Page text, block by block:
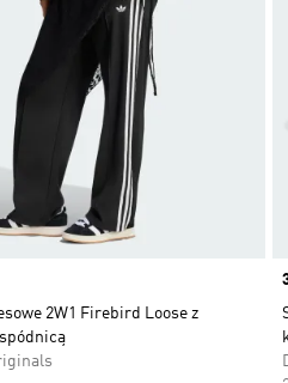
2W1 Firebird Loose z